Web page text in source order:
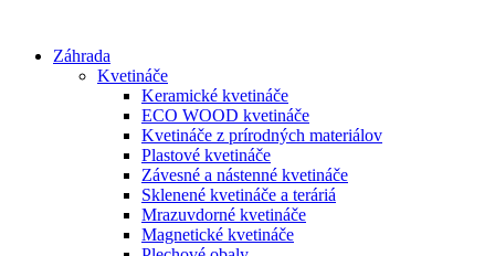
obsah
Záhrada
Kvetináče
Keramické kvetináče
ECO WOOD kvetináče
Kvetináče z prírodných materiálov
Plastové kvetináče
Závesné a nástenné kvetináče
Sklenené kvetináče a teráriá
Mrazuvdorné kvetináče
Magnetické kvetináče